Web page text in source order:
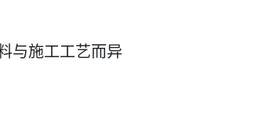
与施工工艺而异